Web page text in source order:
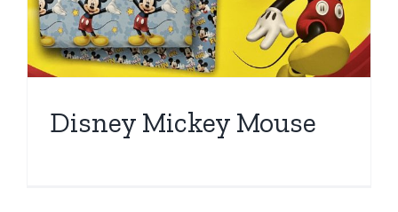
Disney Mickey Mouse